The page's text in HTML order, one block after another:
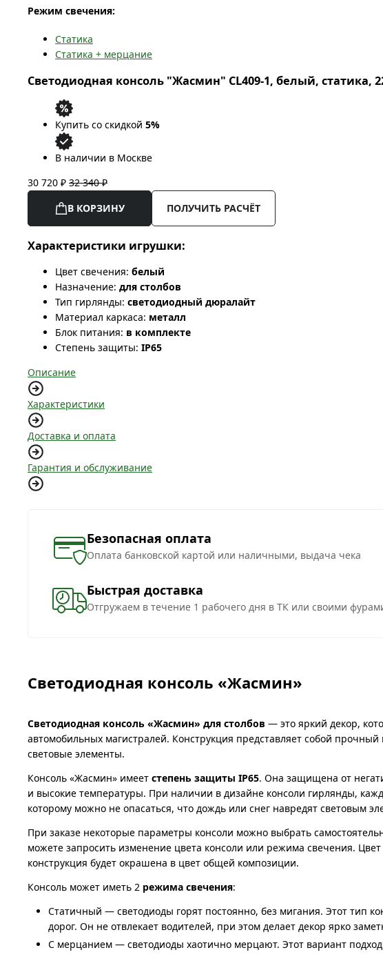
Режим свечения:
Статика
Статика + мерцание
Светодиодная консоль "Жасмин" CL409-1, белый, статика,
Купить со скидкой 5%
В наличии в Москве
30 720 ₽ 32 340 ₽
В КОРЗИНУ
ПОЛУЧИТЬ РАСЧЁТ
Характеристики игрушки:
Цвет свечения: белый
Назначение: для столбов
Тип гирлянды: светодиодный дюралайт
Материал каркаса: металл
Блок питания: в комплекте
Степень защиты: IP65
Описание
Характеристики
Доставка и оплата
Гарантия и обслуживание
Безопасная оплата
Оплата банковской картой или наличными, выдача чека
Быстрая доставка
Отгружаем в течение 1 рабочего дня в ТК или своими
Светодиодная консоль «Жасмин»
Светодиодная консоль «Жасмин» для столбов — это яркий декор,
автомобильных магистралей. Конструкция представляет собой
световые элементы.
Консоль «Жасмин» имеет степень защиты IP65. Она защищена от
и высокие температуры. При наличии в дизайне консоли гирлянды,
которому можно не опасаться, что дождь или снег навредят световым
При заказе некоторые параметры консоли можно выбрать
можете запросить изменение цвета консоли или режима свечения.
конструкция будет окрашена в цвет общей композиции.
Консоль может иметь 2 режима свечения:
Статичный — светодиоды горят постоянно, без мигания. Этот тип
дорог. Он не отвлекает водителей, при этом делает декор ярко
С мерцанием — светодиоды хаотично мерцают. Этот вариант